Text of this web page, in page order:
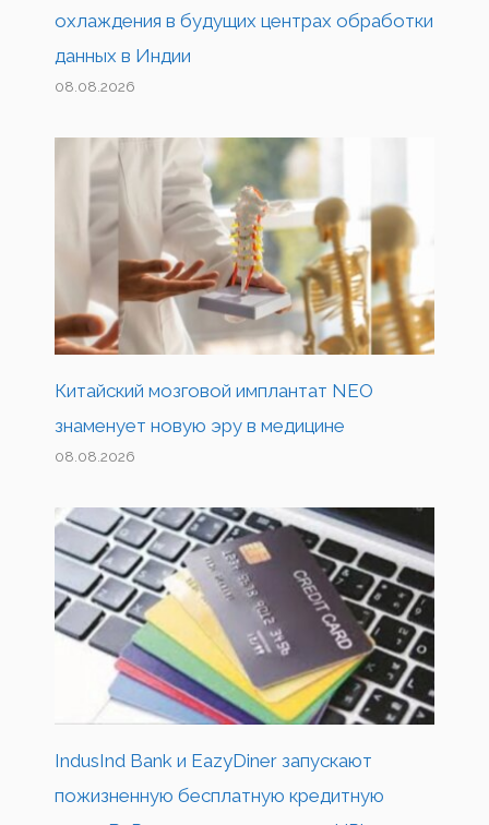
охлаждения в будущих центрах обработки
данных в Индии
08.08.2026
Китайский мозговой имплантат NEO
знаменует новую эру в медицине
08.08.2026
IndusInd Bank и EazyDiner запускают
пожизненную бесплатную кредитную